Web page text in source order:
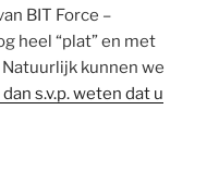
BIT Force –
heel “plat” en met
kunnen we
s.v.p. weten dat u